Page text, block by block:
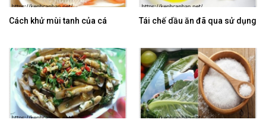
Cách khử mùi tanh của cá Tái chế dầu ăn đã qua sử dụng